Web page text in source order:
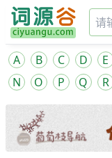
A B C D E
N
O P Q R